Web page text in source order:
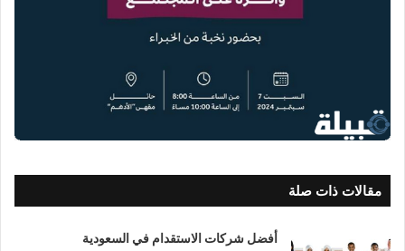
مقالات ذات صلة
أفضل شركات الاستقدام في السعودية